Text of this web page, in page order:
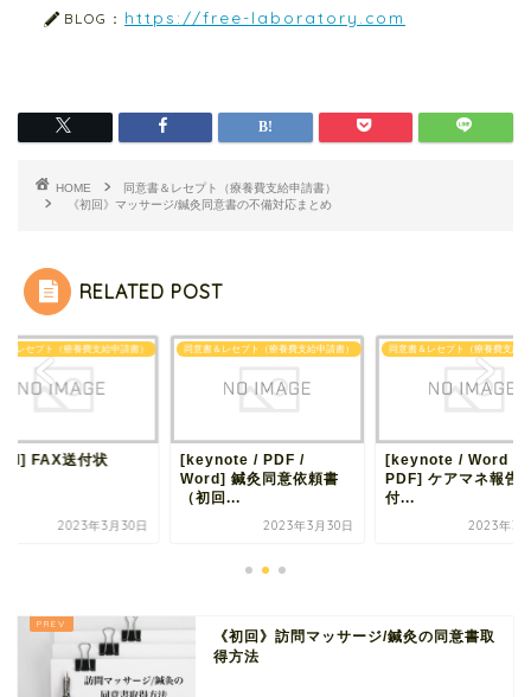
BLOG： https://free-laboratory.com
HOME
同意書＆レセプト（療養費支給申請書）
《初回》マッサージ/鍼灸同意書の不備対応まとめ
RELATED POST
＆レセプト（療養費支給申請書）
FAX送付状
2023年3月30日
同意書＆レセプト（療養費支給申請書）
[keynote / PDF /
Word] 鍼灸同意依頼書
（初回...
2023年3月30日
同意書＆レセプト（療養費支給
[keynote / Word /
PDF] ケアマネ報告
付...
2023年3
《初回》訪問マッサージ/鍼灸の同意書取
得方法